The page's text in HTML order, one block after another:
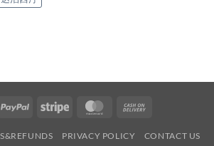
PayPal Stripe MasterCard
Delivery
PRIVACY POLICY CONTACT US